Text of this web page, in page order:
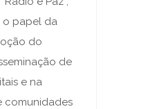
o papel da
do
de
e na
comunidades